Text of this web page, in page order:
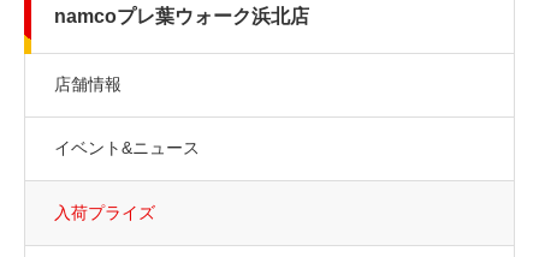
namcoプレ葉ウォーク浜北店
店舗情報
イベント&ニュース
入荷プライズ